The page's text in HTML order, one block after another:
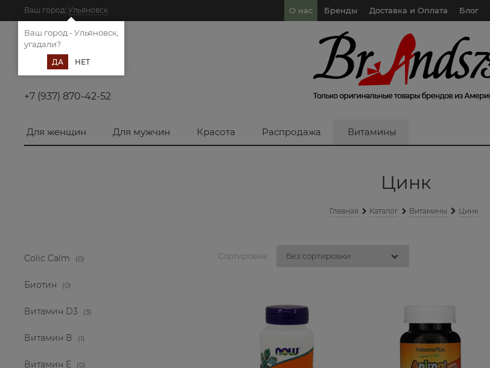
Ваш город: Ульяновск О нас Бренды Доставка и Оплата Блог
+7 (937) 870-42-52
Для женщин Для мужчин Красота Распродажа Витамины
Цинк
Главная Каталог Витамины Цинк
Colic Calm (0)
Биотин (0)
Витамин D3 (3)
Витамин В (1)
Витамин Е (0)
Сортировка:
Ваш город - Ульяновск,
угадали?
ДА НЕТ